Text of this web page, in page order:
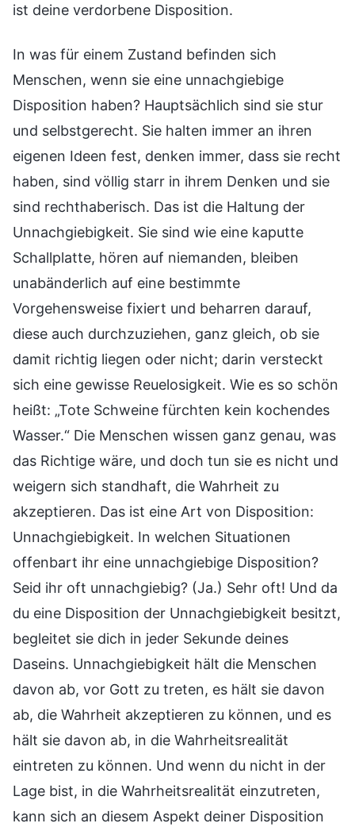
ist deine verdorbene Disposition.
In was für einem Zustand befinden sich
Menschen, wenn sie eine unnachgiebige
Disposition haben? Hauptsächlich sind sie stur
und selbstgerecht. Sie halten immer an ihren
eigenen Ideen fest, denken immer, dass sie recht
haben, sind völlig starr in ihrem Denken und sie
sind rechthaberisch. Das ist die Haltung der
Unnachgiebigkeit. Sie sind wie eine kaputte
Schallplatte, hören auf niemanden, bleiben
unabänderlich auf eine bestimmte
Vorgehensweise fixiert und beharren darauf,
diese auch durchzuziehen, ganz gleich, ob sie
damit richtig liegen oder nicht; darin versteckt
sich eine gewisse Reuelosigkeit. Wie es so schön
heißt: „Tote Schweine fürchten kein kochendes
Wasser.“ Die Menschen wissen ganz genau, was
das Richtige wäre, und doch tun sie es nicht und
weigern sich standhaft, die Wahrheit zu
akzeptieren. Das ist eine Art von Disposition:
Unnachgiebigkeit. In welchen Situationen
offenbart ihr eine unnachgiebige Disposition?
Seid ihr oft unnachgiebig? (Ja.) Sehr oft! Und da
du eine Disposition der Unnachgiebigkeit besitzt,
begleitet sie dich in jeder Sekunde deines
Daseins. Unnachgiebigkeit hält die Menschen
davon ab, vor Gott zu treten, es hält sie davon
ab, die Wahrheit akzeptieren zu können, und es
hält sie davon ab, in die Wahrheitsrealität
eintreten zu können. Und wenn du nicht in der
Lage bist, in die Wahrheitsrealität einzutreten,
kann sich an diesem Aspekt deiner Disposition